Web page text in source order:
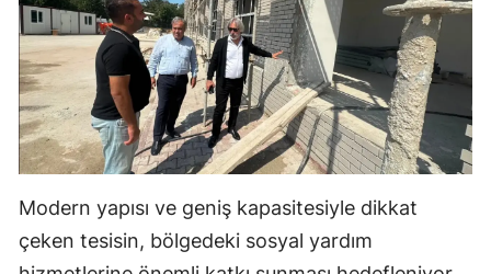
Kastamonu
Kayseri
Kırklareli
Kırşehir
Kocaeli
Modern yapısı ve geniş kapasitesiyle dikkat
çeken tesisin, bölgedeki sosyal yardım